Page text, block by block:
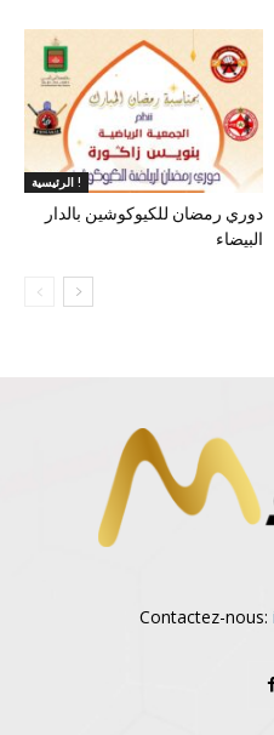
الرئيسية !
دوري رمضان للكيوكوشين بالدار
البيضاء
Contactez-nous: